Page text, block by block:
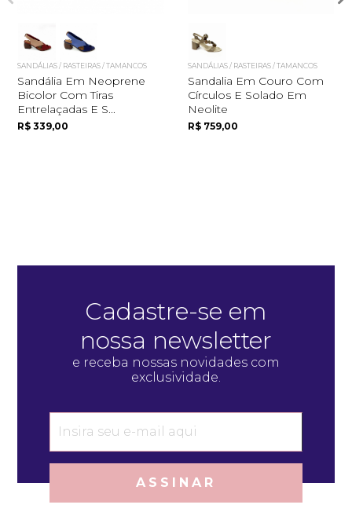
SANDÁLIAS / RASTEIRAS / TAMANCOS
Sandália Em Neoprene
Bicolor Com Tiras
Entrelaçadas E S...
R$ 339,00
SANDÁLIAS / RASTEIRAS / TAMANCOS
Sandalia Em Couro Com
Círculos E Solado Em
Neolite
R$ 759,00
Cadastre-se em
nossa newsletter
e receba nossas novidades com
exclusividade.
ASSINAR